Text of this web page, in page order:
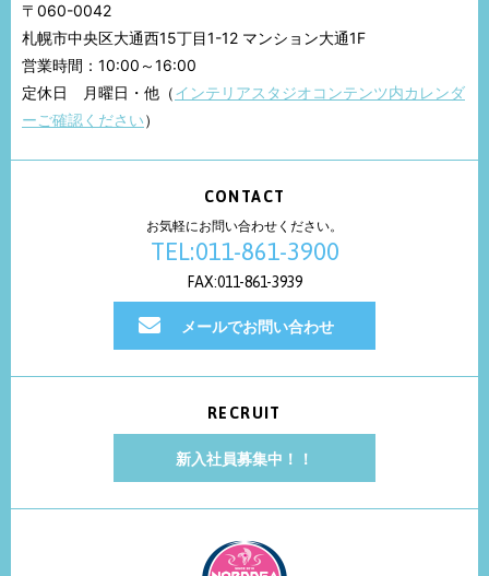
〒060-0042
札幌市中央区大通西15丁目1-12 マンション大通1F
営業時間：10:00～16:00
定休日 月曜日・他（インテリアスタジオコンテンツ内カレンダ
ーご確認ください）
CONTACT
お気軽にお問い合わせください。
TEL:011-861-3900
FAX:011-861-3939
メールでお問い合わせ
RECRUIT
新入社員募集中！！